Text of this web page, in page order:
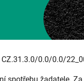
0.0/0.0/